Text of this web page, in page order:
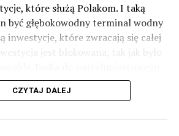
które służą Polakom. I taką
być głębokowodny terminal wodny
inwestycje, które zwracają się całej
jest blokowana, tak jak było
potencjał Zachodniego Pomorza,
CZYTAJ DALEJ